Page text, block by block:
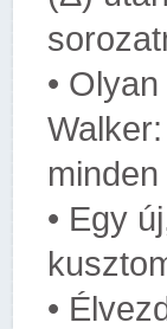
•
• Egy
•